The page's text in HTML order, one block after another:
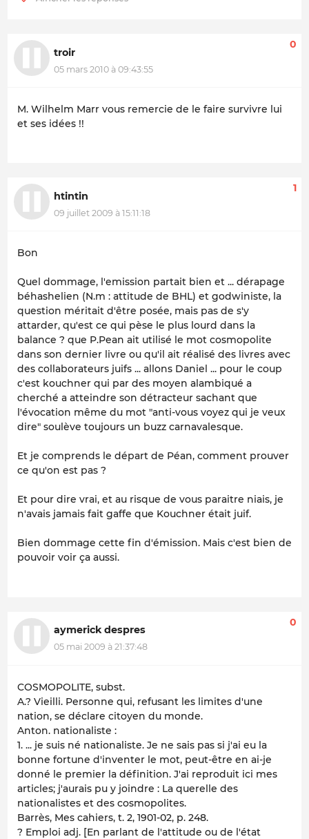
troir
05 mars 2010 à 09:43:55
0
M. Wilhelm Marr vous remercie de le faire survivre lui
et ses idées !!
htintin
09 juillet 2009 à 15:11:18
1
Bon
Quel dommage, l'emission partait bien et ... dérapage
béhashelien (N.m : attitude de BHL) et godwiniste, la
question méritait d'être posée, mais pas de s'y
attarder, qu'est ce qui pèse le plus lourd dans la
balance ? que P.Pean ait utilisé le mot cosmopolite
dans son dernier livre ou qu'il ait réalisé des livres avec
des collaborateurs juifs ... allons Daniel ... pour le coup
c'est kouchner qui par des moyen alambiqué a
cherché a atteindre son détracteur sachant que
l'évocation même du mot "anti-vous voyez qui je veux
dire" soulève toujours un buzz carnavalesque.
Et je comprends le départ de Péan, comment prouver
ce qu'on est pas ?
Et pour dire vrai, et au risque de vous paraitre niais, je
n'avais jamais fait gaffe que Kouchner était juif.
Bien dommage cette fin d'émission. Mais c'est bien de
pouvoir voir ça aussi.
aymerick despres
05 mai 2009 à 21:37:48
0
COSMOPOLITE, subst.
A.? Vieilli. Personne qui, refusant les limites d'une
nation, se déclare citoyen du monde.
Anton. nationaliste :
1. ... je suis né nationaliste. Je ne sais pas si j'ai eu la
bonne fortune d'inventer le mot, peut-être en ai-je
donné le premier la définition. J'ai reproduit ici mes
articles; j'aurais pu y joindre : La querelle des
nationalistes et des cosmopolites.
Barrès, Mes cahiers, t. 2, 1901-02, p. 248.
? Emploi adj. [En parlant de l'attitude ou de l'état